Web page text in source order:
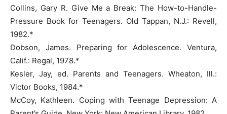
Collins, Gary R. Give Me a Break: The How-to-Handle-
Pressure Book for Teenagers. Old Tappan, N.J.: Revell,
1982.*
Dobson, James. Preparing for Adolescence. Ventura,
Calif.: Regal, 1978.*
Kesler, Jay, ed. Parents and Teenagers. Wheaton, Ill.:
Victor Books, 1984.*
McCoy, Kathleen. Coping with Teenage Depression: A